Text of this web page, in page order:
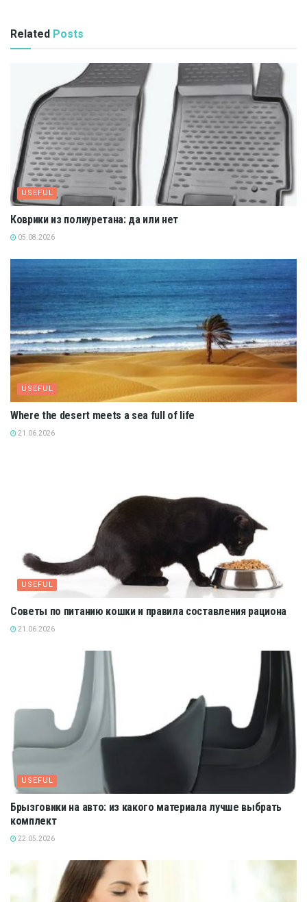
Related Posts
USEFUL
Коврики из полиуретана: да или нет
05.08.2026
USEFUL
Where the desert meets a sea full of life
21.06.2026
USEFUL
Советы по питанию кошки и правила составления рациона
21.06.2026
USEFUL
Брызговики на авто: из какого материала лучше выбрать
комплект
22.05.2026